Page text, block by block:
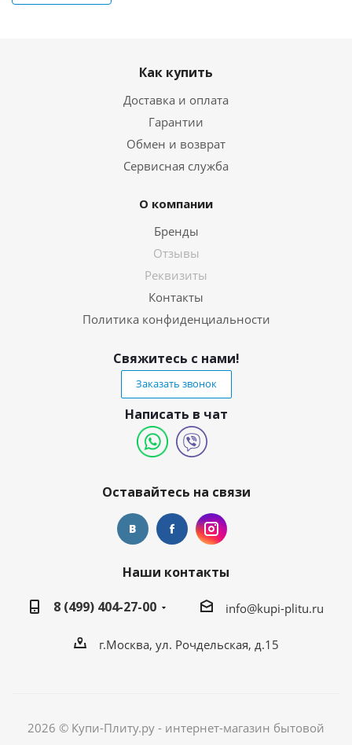
Как купить
Доставка и оплата
Гарантии
Обмен и возврат
Сервисная служба
О компании
Бренды
Отзывы
Реквизиты
Контакты
Политика конфиденциальности
Свяжитесь с нами!
Заказать звонок
Написать в чат
Оставайтесь на связи
Наши контакты
8 (499) 404-27-00
info@kupi-plitu.ru
г.Москва, ул. Рочдельская, д.15
2026 © Купи-Плиту.ру - интернет-магазин бытовой